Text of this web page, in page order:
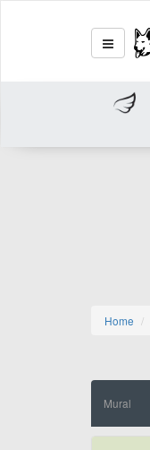
Home
Mural